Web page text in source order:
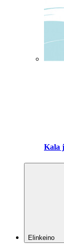
Kala
Elinkeino